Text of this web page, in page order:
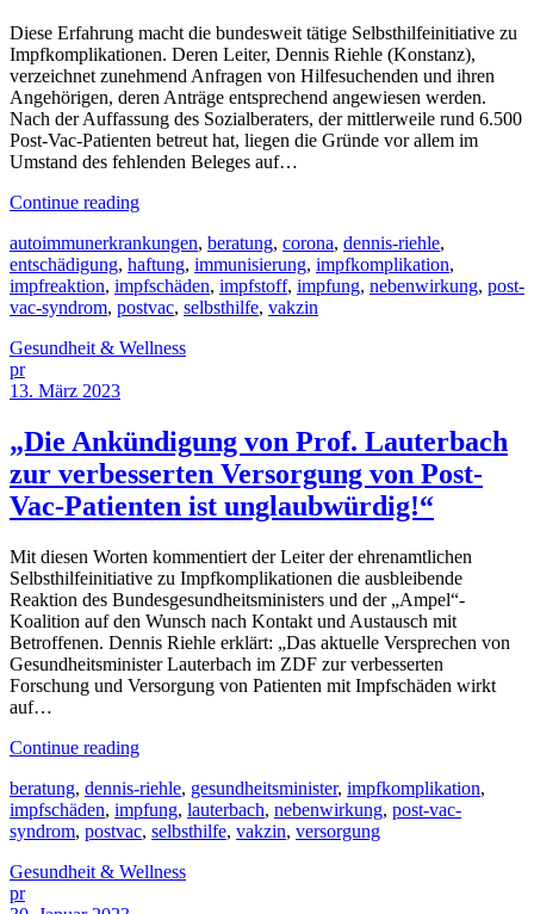
Diese Erfahrung macht die bundesweit tätige Selbsthilfeinitiative zu
Impfkomplikationen. Deren Leiter, Dennis Riehle (Konstanz),
verzeichnet zunehmend Anfragen von Hilfesuchenden und ihren
Angehörigen, deren Anträge entsprechend angewiesen werden.
Nach der Auffassung des Sozialberaters, der mittlerweile rund 6.500
Post-Vac-Patienten betreut hat, liegen die Gründe vor allem im
Umstand des fehlenden Beleges auf…
Continue reading
autoimmunerkrankungen, beratung, corona, dennis-riehle,
entschädigung, haftung, immunisierung, impfkomplikation,
impfreaktion, impfschäden, impfstoff, impfung, nebenwirkung, post-
vac-syndrom, postvac, selbsthilfe, vakzin
Gesundheit & Wellness
pr
13. März 2023
„Die Ankündigung von Prof. Lauterbach
zur verbesserten Versorgung von Post-
Vac-Patienten ist unglaubwürdig!“
Mit diesen Worten kommentiert der Leiter der ehrenamtlichen
Selbsthilfeinitiative zu Impfkomplikationen die ausbleibende
Reaktion des Bundesgesundheitsministers und der „Ampel“-
Koalition auf den Wunsch nach Kontakt und Austausch mit
Betroffenen. Dennis Riehle erklärt: „Das aktuelle Versprechen von
Gesundheitsminister Lauterbach im ZDF zur verbesserten
Forschung und Versorgung von Patienten mit Impfschäden wirkt
auf…
Continue reading
beratung, dennis-riehle, gesundheitsminister, impfkomplikation,
impfschäden, impfung, lauterbach, nebenwirkung, post-vac-
syndrom, postvac, selbsthilfe, vakzin, versorgung
Gesundheit & Wellness
pr